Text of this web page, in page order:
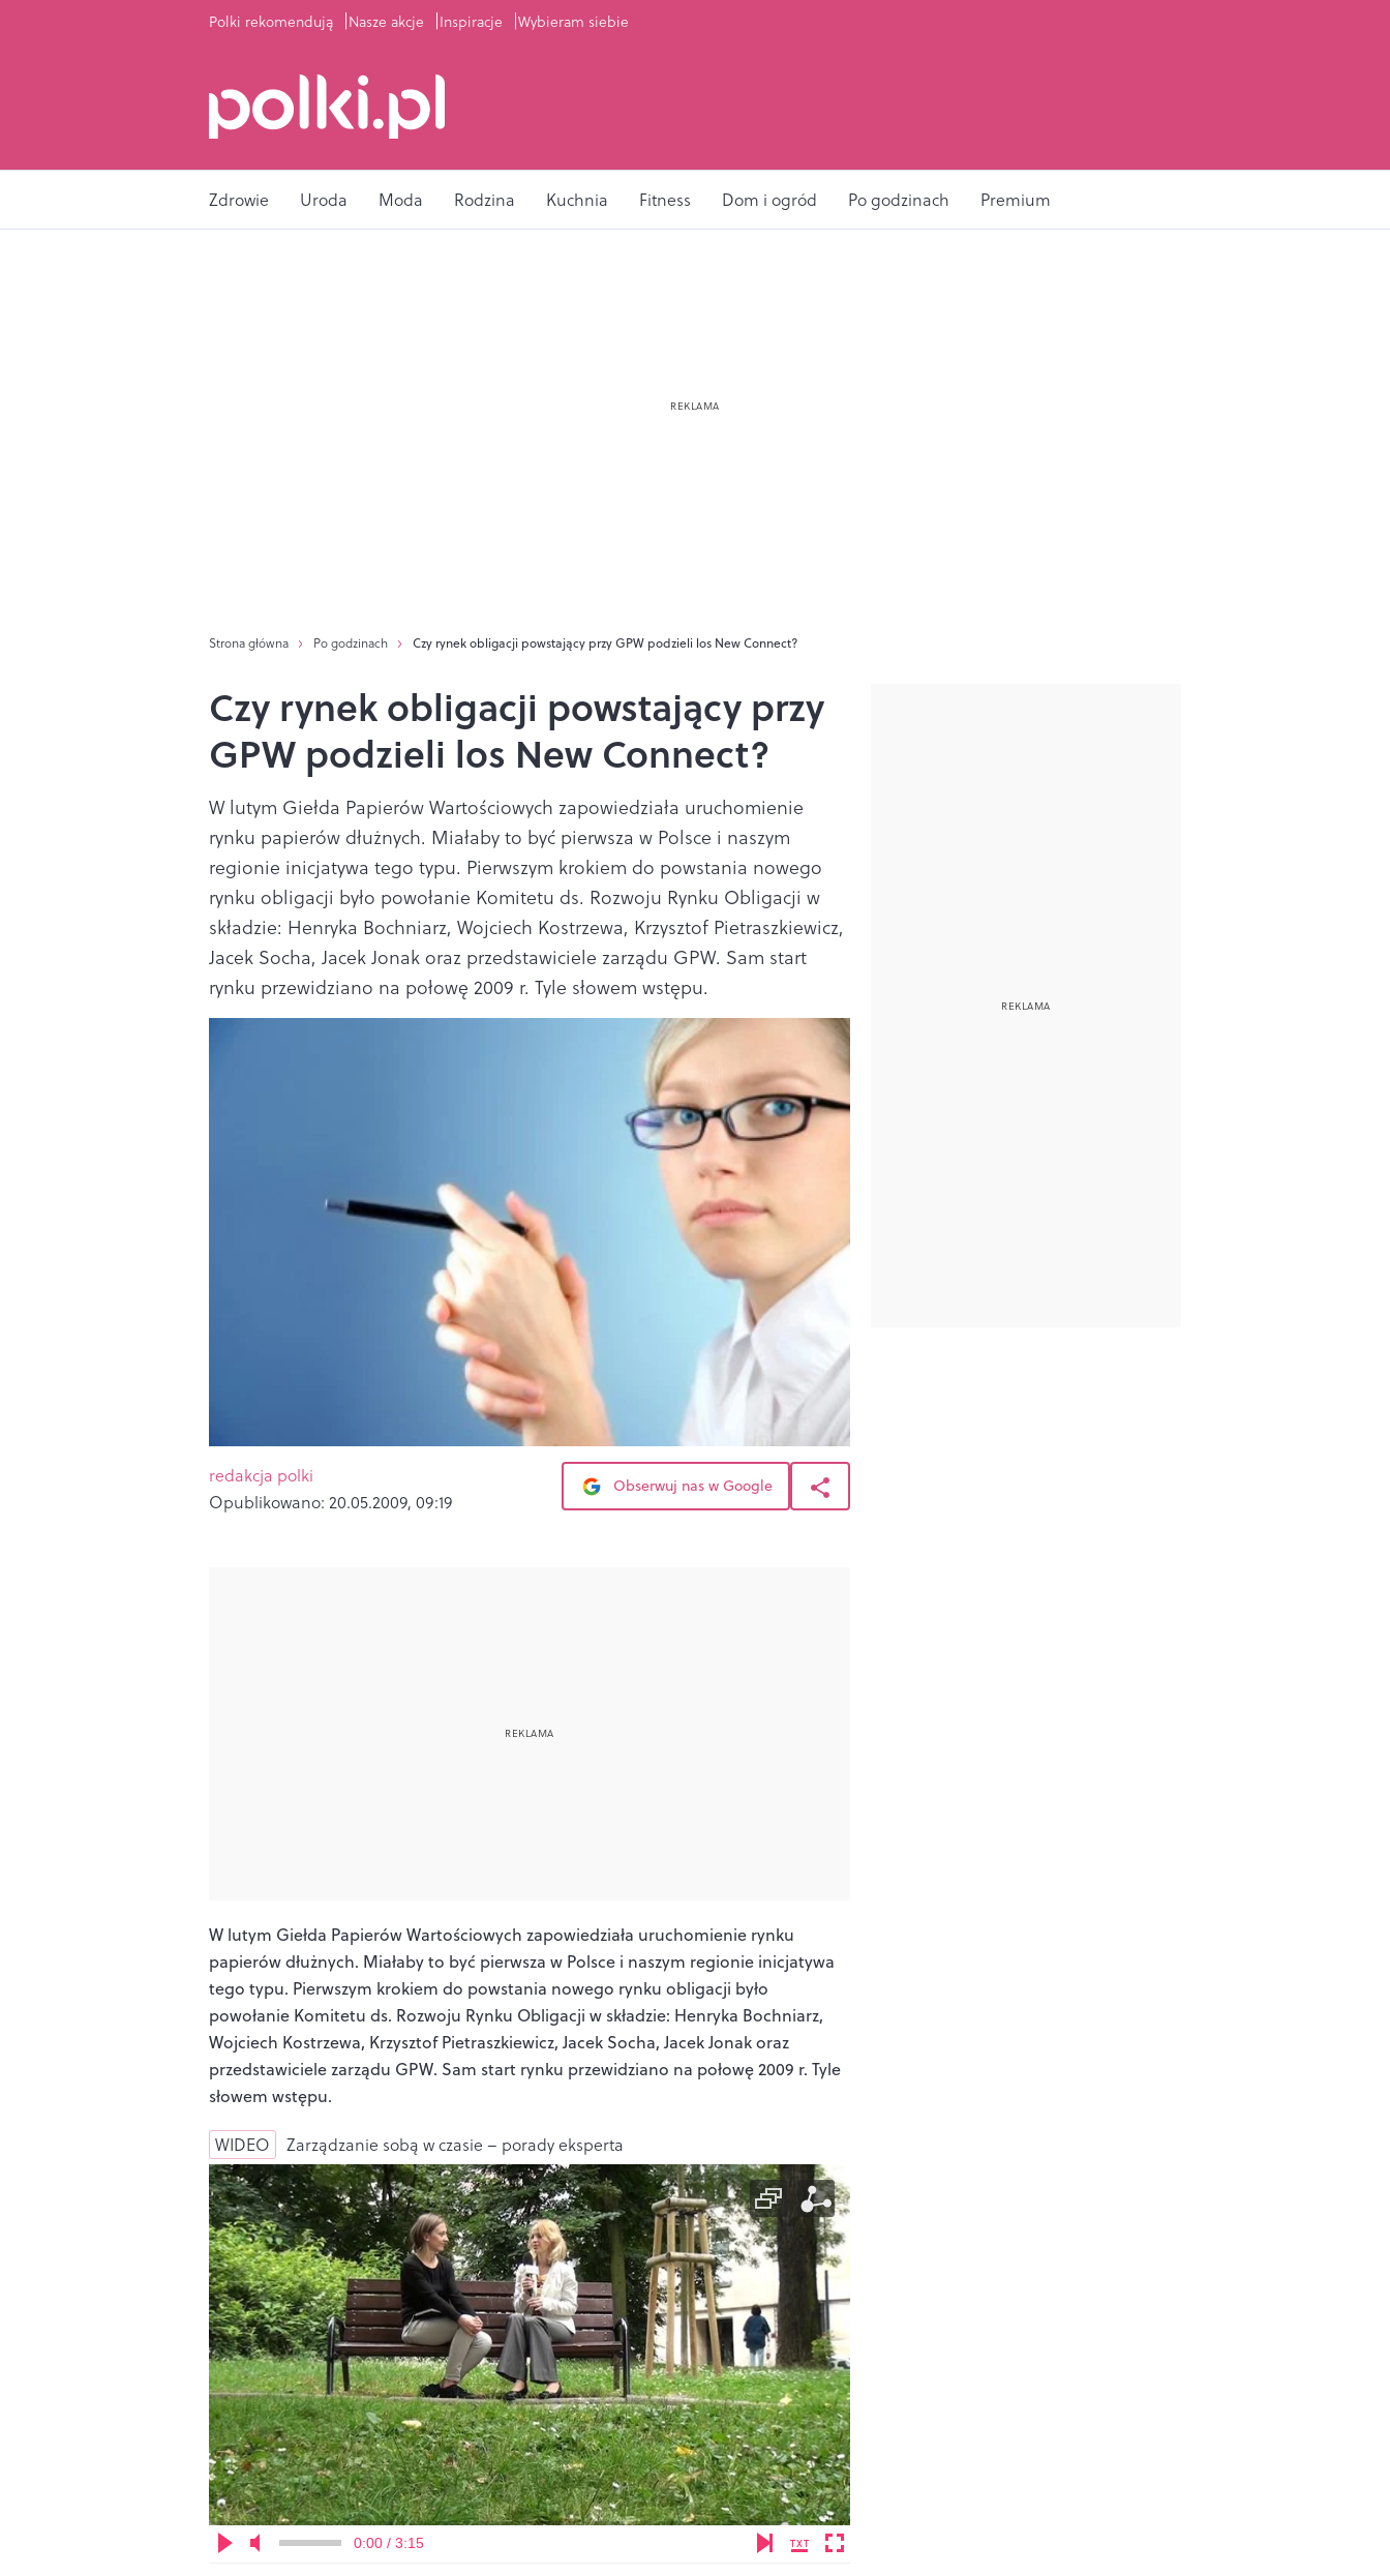
Polki rekomendują Nasze akcje Inspiracje Wybieram siebie
Zdrowie Uroda Moda Rodzina Kuchnia Fitness Dom i ogród Po godzinach Premium
Strona główna Po godzinach Czy rynek obligacji powstający przy GPW podzieli los New Connect?
Czy rynek obligacji powstający przy
GPW podzieli los New Connect?
W lutym Giełda Papierów Wartościowych zapowiedziała uruchomienie
rynku papierów dłużnych. Miałaby to być pierwsza w Polsce i naszym
regionie inicjatywa tego typu. Pierwszym krokiem do powstania nowego
rynku obligacji było powołanie Komitetu ds. Rozwoju Rynku Obligacji w
składzie: Henryka Bochniarz, Wojciech Kostrzewa, Krzysztof Pietraszkiewicz,
Jacek Socha, Jacek Jonak oraz przedstawiciele zarządu GPW. Sam start
rynku przewidziano na połowę 2009 r. Tyle słowem wstępu.
redakcja polki
Opublikowano: 20.05.2009, 09:19
Obserwuj nas w Google
W lutym Giełda Papierów Wartościowych zapowiedziała uruchomienie rynku
papierów dłużnych. Miałaby to być pierwsza w Polsce i naszym regionie inicjatywa
tego typu. Pierwszym krokiem do powstania nowego rynku obligacji było
powołanie Komitetu ds. Rozwoju Rynku Obligacji w składzie: Henryka Bochniarz,
Wojciech Kostrzewa, Krzysztof Pietraszkiewicz, Jacek Socha, Jacek Jonak oraz
przedstawiciele zarządu GPW. Sam start rynku przewidziano na połowę 2009 r. Tyle
słowem wstępu.
WIDEO Zarządzanie sobą w czasie – porady eksperta
0:00 / 3:15